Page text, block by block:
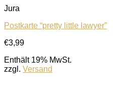
Jura
Postkarte “pretty little lawyer”
€3,99
Enthält 19% MwSt.
zzgl. Versand